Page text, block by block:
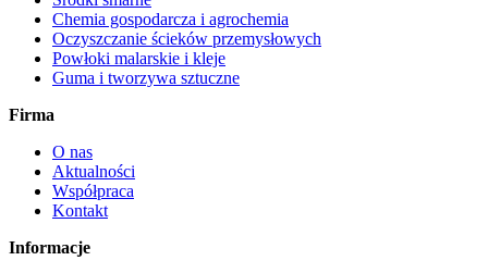
Chemia gospodarcza i agrochemia
Oczyszczanie ścieków przemysłowych
Powłoki malarskie i kleje
Guma i tworzywa sztuczne
Firma
O nas
Aktualności
Współpraca
Kontakt
Informacje